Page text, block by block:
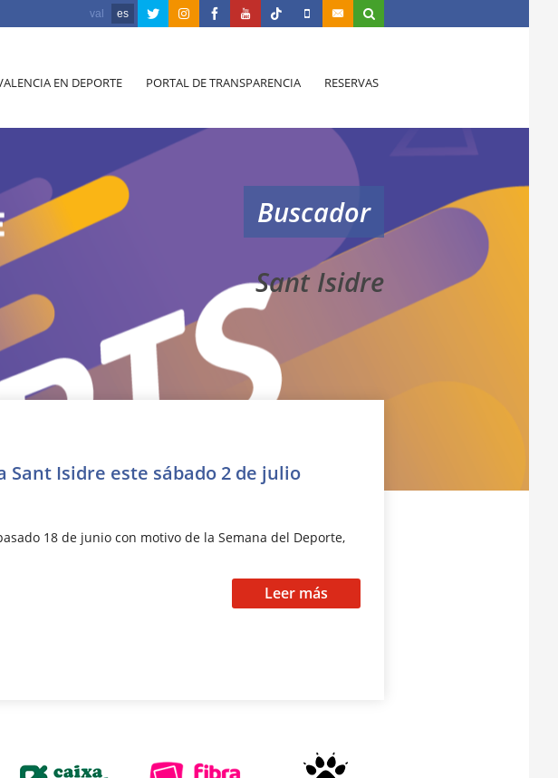
val es
EN DEPORTE PORTAL DE TRANSPARENCIA RESERVAS
Buscador
Sant Isidre
Sant Isidre este sábado 2 de julio
18 de junio con motivo de la Semana del Deporte,
Leer más